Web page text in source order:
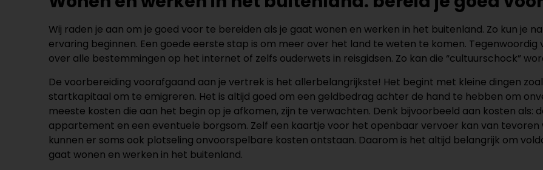
Wij raden je aan om je goed voor te bereiden als je gaat wonen en werken in het buitenland. Zo kun je
ervaring beginnen. Een goede eerste stap is om meer over het land te weten te komen. Tegenwoordig
over alle bestemmingen op het internet of zelfs ouderwets in reisgidsen. Zo kan die “cultuurschock”
De voorbereiding voorafgaand aan je vertrek is het allerbelangrijkste! Het begint met kleine dingen
startkapitaal om te emigreren. Het is altijd goed om een geldbedrag achter de hand te hebben om
meeste kosten die aan het begin op je afkomen, zijn te verwachten. Denk bijvoorbeeld aan kosten als:
appartement en een eventuele borgsom. Zelf een kaartje voor het openbaar vervoer kan van tevoren
kunnen er soms ook plotseling onvoorspelbare kosten ontstaan. Daarom is het altijd belangrijk om
gaat wonen en werken in het buitenland.